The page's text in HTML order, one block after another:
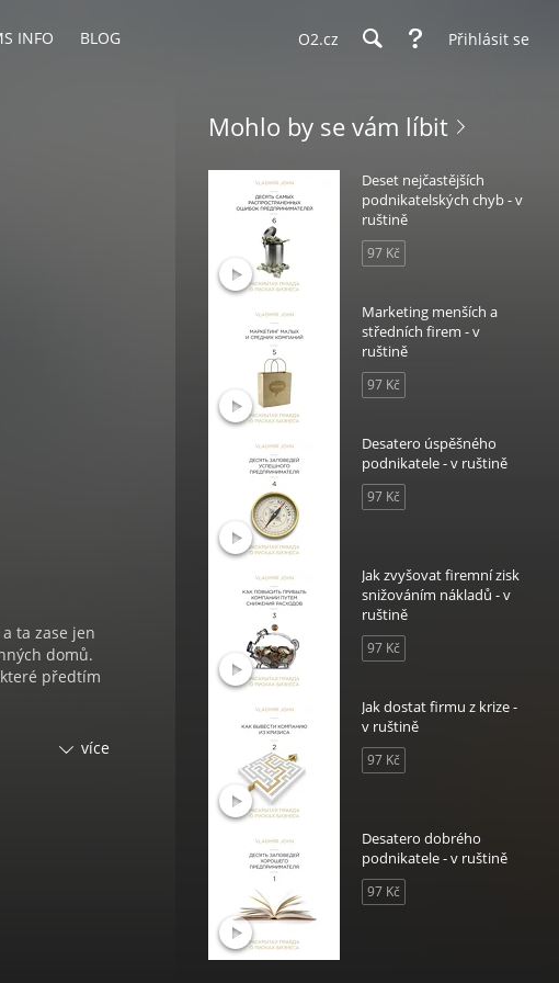
INFO BLOG O2.cz Přihlásit se
ta zase jen
domů.
předtím
Nizozemí,více
Mohlo by se vám líbit
Deset nejčastějších
podnikatelských chyb - v
ruštině
97 Kč
Marketing menších a
středních firem - v
ruštině
97 Kč
Desatero úspěšného
podnikatele - v ruštině
97 Kč
Jak zvyšovat firemní zisk
snižováním nákladů - v
ruštině
97 Kč
Jak dostat firmu z krize -
v ruštině
97 Kč
Desatero dobrého
podnikatele - v ruštině
97 Kč